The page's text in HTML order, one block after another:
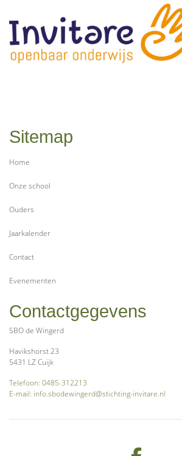
Sitemap
Home
Onze school
Ouders
Jaarkalender
Contact
Evenementen
Contactgegevens
SBO de Wingerd
Havikshorst 23
5431 LZ Cuijk
Telefoon: 0485-312213
E-mail: info.sbodewingerd@stichting-invitare.nl